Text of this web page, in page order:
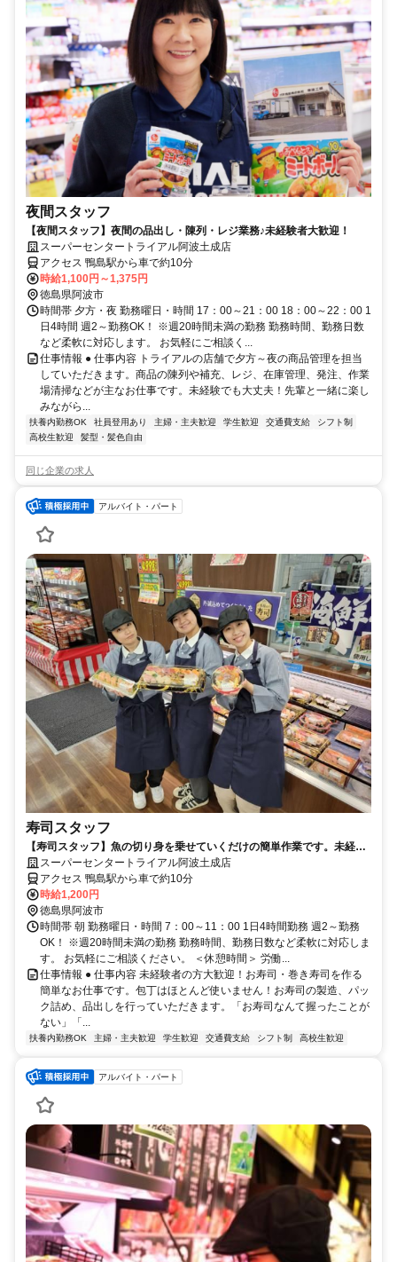
夜間スタッフ
【夜間スタッフ】夜間の品出し・陳列・レジ業務♪未経験者大歓迎！
スーパーセンタートライアル阿波土成店
アクセス 鴨島駅から車で約10分
時給1,100円～1,375円
徳島県阿波市
時間帯 夕方・夜 勤務曜日・時間 17：00～21：00 18：00～22：00 1
日4時間 週2～勤務OK！ ※週20時間未満の勤務 勤務時間、勤務日数
など柔軟に対応します。 お気軽にご相談く...
仕事情報 ● 仕事内容 トライアルの店舗で夕方～夜の商品管理を担当
していただきます。商品の陳列や補充、レジ、在庫管理、発注、作業
場清掃などが主なお仕事です。未経験でも大丈夫！先輩と一緒に楽し
みながら...
扶養内勤務OK 社員登用あり 主婦・主夫歓迎 学生歓迎 交通費支給
シフト制
高校生歓迎
髪型・髪色自由
同じ企業の求人
アルバイト・パート
寿司スタッフ
【寿司スタッフ】魚の切り身を乗せていくだけの簡単作業です。未経験
者大歓迎！
スーパーセンタートライアル阿波土成店
アクセス 鴨島駅から車で約10分
時給1,200円
徳島県阿波市
時間帯 朝 勤務曜日・時間 7：00～11：00 1日4時間勤務 週2～勤務
OK！ ※週20時間未満の勤務 勤務時間、勤務日数など柔軟に対応しま
す。 お気軽にご相談ください。 ＜休憩時間＞ 労働...
仕事情報 ● 仕事内容 未経験者の方大歓迎！お寿司・巻き寿司を作る
簡単なお仕事です。包丁はほとんど使いません！お寿司の製造、パッ
ク詰め、品出しを行っていただきます。「お寿司なんて握ったことが
ない」「...
扶養内勤務OK 主婦・主夫歓迎 学生歓迎 交通費支給 シフト制 高校生歓迎
アルバイト・パート